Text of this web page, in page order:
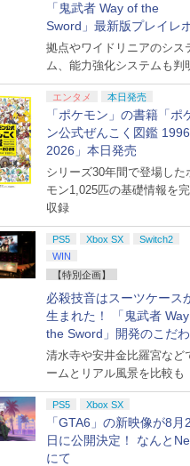
「鬼武者 Way of the
Sword」最新版プレイレポ
ト
拠点やワイドリニアのシス
ム、能力強化システムも判
エンタメ 本日発売
「ポケモン」の書籍「ポ
ン公式ぜんこく図鑑
2026」本日発売
シリーズ30年間で登場した
モン1,025匹の基礎情報を
収録
PS5 Xbox SX
Switch2
WIN
【特別企画】
必殺技音はスーツケース
生まれた！ 「鬼武者
the Sword」開発のこだわ
を目撃！
清水寺や安井金比羅宮など
ームとリアル風景を比較も
PS5 Xbox SX
「GTA6」の新映像が8月
日に公開決定！ なんと
にて